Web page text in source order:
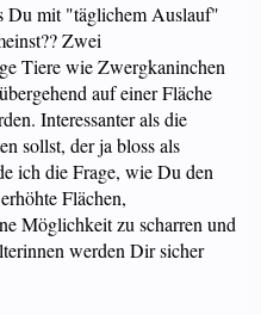
Du mit "täglichem Auslauf"
Zwei
Tiere wie Zwergkaninchen
auf einer Fläche
Interessanter als die
sollst, der ja bloss als
ich die Frage, wie Du den
Flächen,
Möglichkeit zu scharren und
werden Dir sicher